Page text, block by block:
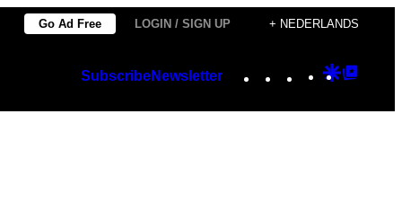
Go Ad Free LOGIN / SIGN UP + NEDERLANDS
SubscribeNewsletter Instagram
TikTok
YouTube
Google